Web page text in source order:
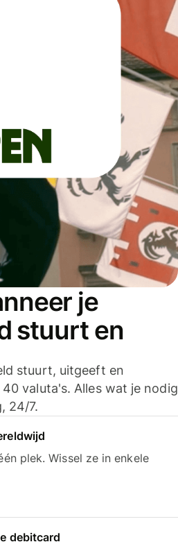
je
stuurt en
stuurt, uitgeeft en
valuta's. Alles wat je nodig
24/7.
plek. Wissel ze in enkele
debitcard